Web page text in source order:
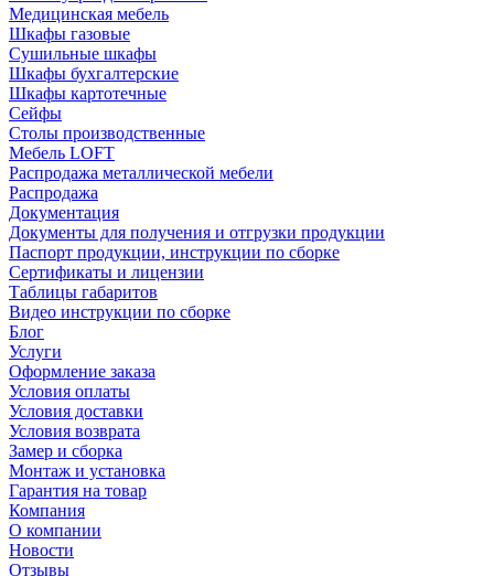
Медицинская мебель
Шкафы газовые
Сушильные шкафы
Шкафы бухгалтерские
Шкафы картотечные
Сейфы
Столы производственные
Мебель LOFT
Распродажа металлической мебели
Распродажа
Документация
Документы для получения и отгрузки продукции
Паспорт продукции, инструкции по сборке
Сертификаты и лицензии
Таблицы габаритов
Видео инструкции по сборке
Блог
Услуги
Оформление заказа
Условия оплаты
Условия доставки
Условия возврата
Замер и сборка
Монтаж и установка
Гарантия на товар
Компания
О компании
Новости
Отзывы